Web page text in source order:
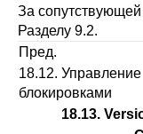
За
Разделу 9.2.
Пред.
18.12. Управление
блокировками
18.13.